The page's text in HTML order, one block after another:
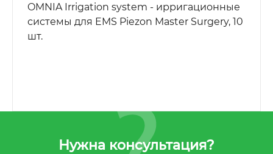
OMNIA Irrigation system - ирригационные
системы для EMS Piezon Master Surgery, 10
шт.
Нужна консультация?